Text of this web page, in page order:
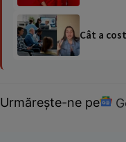
Cât a
Urmărește-ne pe